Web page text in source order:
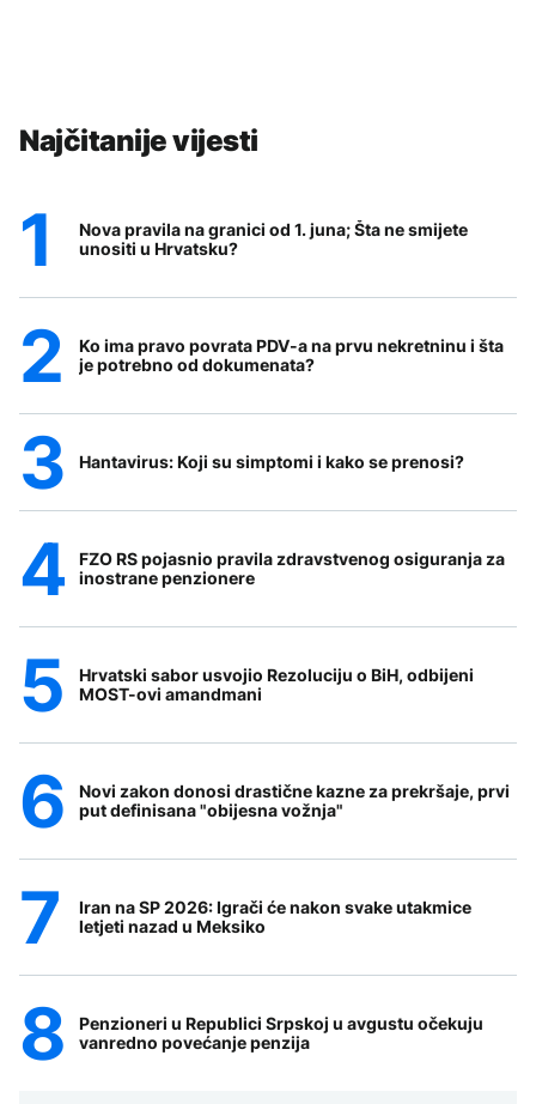
Najčitanije vijesti
Nova pravila na granici od 1. juna; Šta ne smijete
unositi u Hrvatsku?
Ko ima pravo povrata PDV-a na prvu nekretninu i šta
je potrebno od dokumenata?
Hantavirus: Koji su simptomi i kako se prenosi?
FZO RS pojasnio pravila zdravstvenog osiguranja za
inostrane penzionere
Hrvatski sabor usvojio Rezoluciju o BiH, odbijeni
MOST-ovi amandmani
Novi zakon donosi drastične kazne za prekršaje, prvi
put definisana "obijesna vožnja"
Iran na SP 2026: Igrači će nakon svake utakmice
letjeti nazad u Meksiko
Penzioneri u Republici Srpskoj u avgustu očekuju
vanredno povećanje penzija